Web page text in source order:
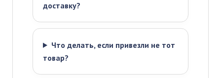
доставку?
Что делать, если привезли не тот
товар?